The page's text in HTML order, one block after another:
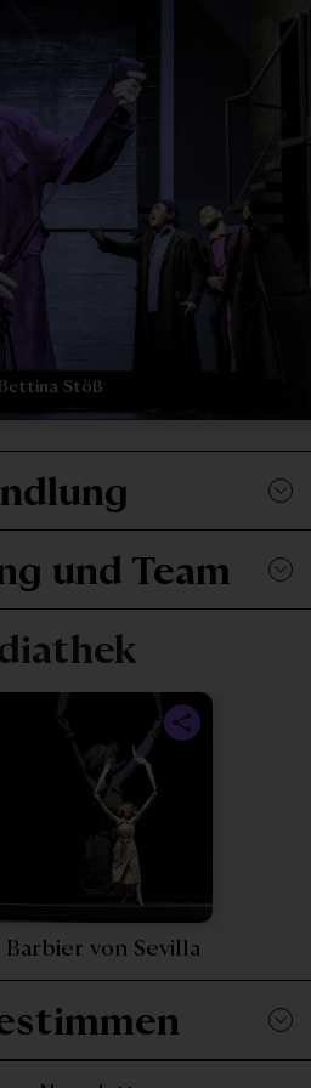
Stöß
und Team
von Sevilla